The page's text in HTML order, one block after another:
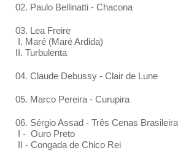
02. Paulo Bellinatti - Chacona
03. Lea Freire
I. Maré (Maré Ardida)
II. Turbulenta
04. Claude Debussy - Clair de Lune
05. Marco Pereira - Curupira
06. Sérgio Assad - Três Cenas
I - Ouro Preto
II - Congada de Chico Rei